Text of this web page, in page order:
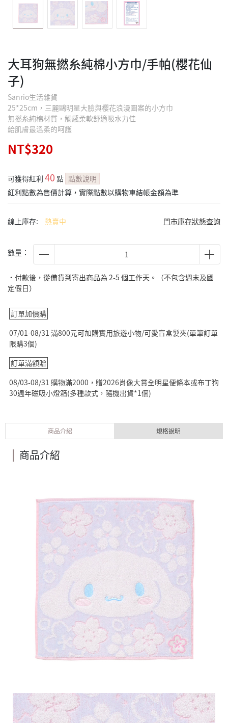
大耳狗無撚糸純棉小方巾/手帕(櫻花仙
子)
Sanrio生活雜貨
25*25cm，三麗鷗明星大臉與櫻花浪漫圖案的小方巾
無撚糸純棉材質，觸感柔軟舒適吸水力佳
給肌膚最溫柔的呵護
NT$320
可獲得紅利 40 點 點數說明
紅利點數為售價計算，實際點數以購物車結帳金額為準
線上庫存: 熱賣中 門市庫存狀態查詢
數量：
˙付款後，從備貨到寄出商品為 2-5 個工作天。（不包含週末及國
定假日）
訂單加價購
07/01-08/31 滿800元可加購實用旅遊小物/可愛盲盒髮夾(單筆訂單
限購3個)
訂單滿額贈
08/03-08/31 購物滿2000，贈2026肖像大賞全明星便條本或布丁狗
30週年磁吸小燈箱(多種款式，隨機出貨*1個)
商品介紹 規格說明
商品介紹